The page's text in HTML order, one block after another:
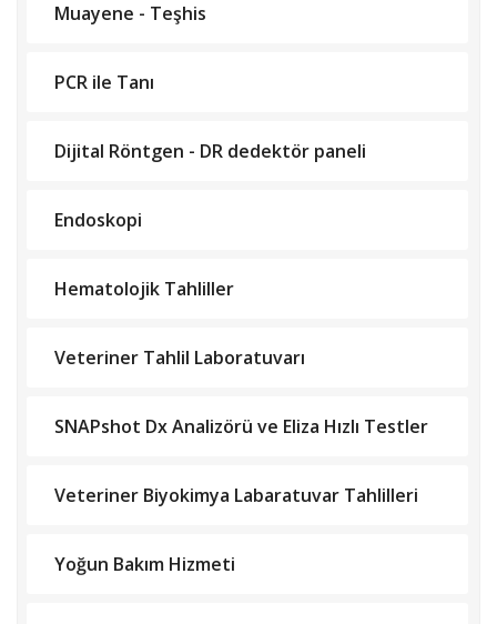
Muayene - Teşhis
PCR ile Tanı
Dijital Röntgen - DR dedektör paneli
Endoskopi
Hematolojik Tahliller
Veteriner Tahlil Laboratuvarı
SNAPshot Dx Analizörü ve Eliza Hızlı Testler
Veteriner Biyokimya Labaratuvar Tahlilleri
Yoğun Bakım Hizmeti